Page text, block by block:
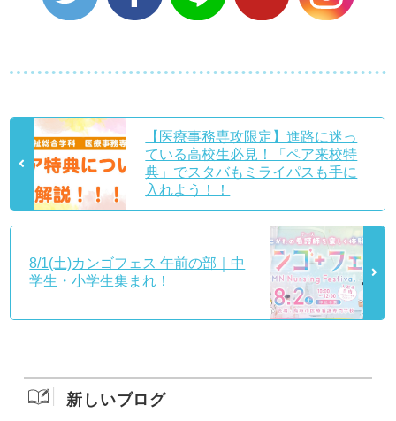
【医療事務専攻限定】進路に迷っ
ている高校生必見！「ペア来校特
典」でスタバもミライパスも手に
入れよう！！
8/1(土)カンゴフェス 午前の部｜中
学生・小学生集まれ！
新しいブログ